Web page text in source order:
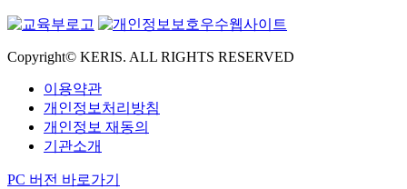
Copyright© KERIS. ALL RIGHTS RESERVED
이용약관
개인정보처리방침
개인정보 재동의
기관소개
PC 버전 바로가기